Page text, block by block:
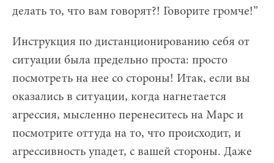
делать то, что вам говорят?! Говорите громче!”
Инструкция по дистанционированию себя от
ситуации была предельно проста: просто
посмотреть на нее со стороны! Итак, если вы
оказались в ситуации, когда нагнетается
агрессия, мысленно перенеситесь на Марс и
посмотрите оттуда на то, что происходит, и
агрессивность упадет, с вашей стороны. Даже